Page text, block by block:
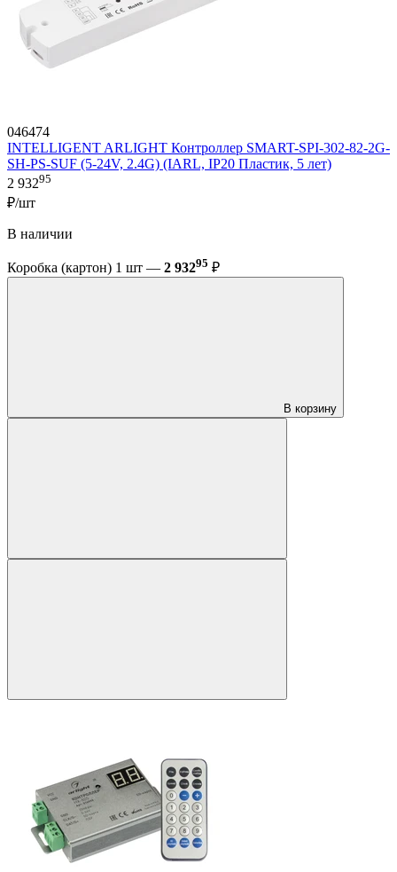
046474
INTELLIGENT ARLIGHT Контроллер SMART-SPI-302-82-2G-
SH-PS-SUF (5-24V, 2.4G) (IARL, IP20 Пластик, 5 лет)
2 93295
₽/шт
В наличии
Коробка (картон) 1 шт — 2 93295 ₽
В корзину